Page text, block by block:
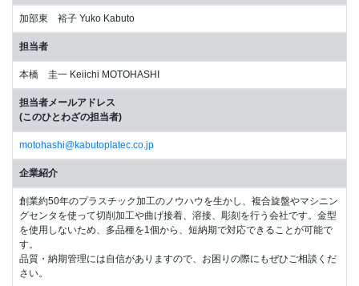
加部東 裕子 Yuko Kabuto
担当者
本橋 圭一 Keiichi MOTOHASHI
担当者メールアドレス
(このひとわざの担当者)
motohashi@kabutoplatec.co.jp
企業紹介
創業約50年のプラスチック加工のノウハウを生かし、複合旋盤やマシニン
グセンタを使って切削加工や曲げ接着、溶接、彫刻を行う会社です。金型
を使用しないため、多品種を1個から、短納期で対応できることが可能で
す。
品質・納期管理には自信がありますので、お困りの際にもぜひご相談くだ
さい。